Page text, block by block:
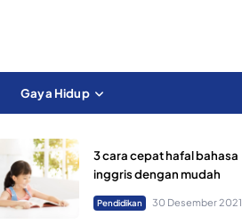
Gaya Hidup
3 cara cepat hafal bahasa
inggris dengan mudah
Pendidikan 30 Desember 2021